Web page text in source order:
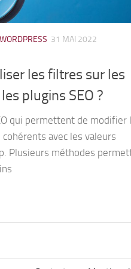
31 MAI 2022
les filtres sur les
plugins SEO ?
qui permettent de modifier
avec les valeurs
Plusieurs méthodes